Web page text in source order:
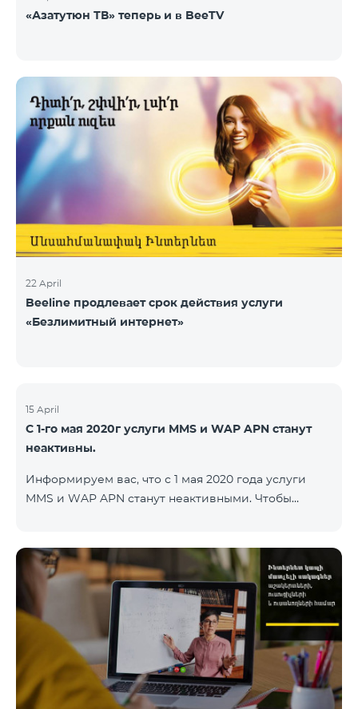
«Азатутюн ТВ» теперь и в BeeTV
22 April
Beeline продлевает срок действия услуги
«Безлимитный интернет»
15 April
С 1-го мая 2020г услуги MMS и WAP APN станут
неактивны.
Информируем вас, что с 1 мая 2020 года услуги
MMS и WAP APN станут неактивными. Чтобы
internet.beeline.am и удалить поля Port, Proxy,
Password. Подробности: 0611